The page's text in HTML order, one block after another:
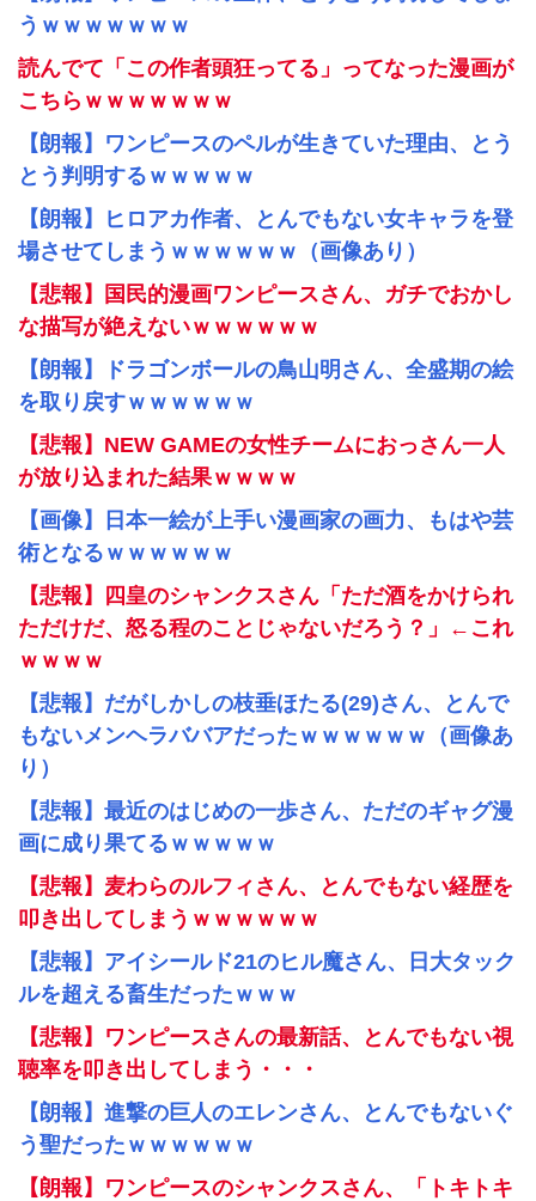
うｗｗｗｗｗｗｗ
読んでて「この作者頭狂ってる」ってなった漫画が
こちらｗｗｗｗｗｗｗ
【朗報】ワンピースのペルが生きていた理由、とう
とう判明するｗｗｗｗｗ
【朗報】ヒロアカ作者、とんでもない女キャラを登
場させてしまうｗｗｗｗｗｗ（画像あり）
【悲報】国民的漫画ワンピースさん、ガチでおかし
な描写が絶えないｗｗｗｗｗｗ
【朗報】ドラゴンボールの鳥山明さん、全盛期の絵
を取り戻すｗｗｗｗｗｗ
【悲報】NEW GAMEの女性チームにおっさん一人
が放り込まれた結果ｗｗｗｗ
【画像】日本一絵が上手い漫画家の画力、もはや芸
術となるｗｗｗｗｗｗ
【悲報】四皇のシャンクスさん「ただ酒をかけられ
ただけだ、怒る程のことじゃないだろう？」←これ
ｗｗｗｗ
【悲報】だがしかしの枝垂ほたる(29)さん、とんで
もないメンヘラババアだったｗｗｗｗｗｗ（画像あ
り）
【悲報】最近のはじめの一歩さん、ただのギャグ漫
画に成り果てるｗｗｗｗｗ
【悲報】麦わらのルフィさん、とんでもない経歴を
叩き出してしまうｗｗｗｗｗｗ
【悲報】アイシールド21のヒル魔さん、日大タック
ルを超える畜生だったｗｗｗ
【悲報】ワンピースさんの最新話、とんでもない視
聴率を叩き出してしまう・・・
【朗報】進撃の巨人のエレンさん、とんでもないぐ
う聖だったｗｗｗｗｗｗ
【朗報】ワンピースのシャンクスさん、「トキトキ